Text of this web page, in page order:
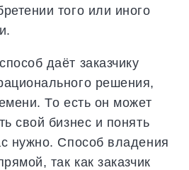
того или иного
даёт заказчику
решения,
То есть он может
свой бизнес и понять
нужно. Способ владения
так как заказчик